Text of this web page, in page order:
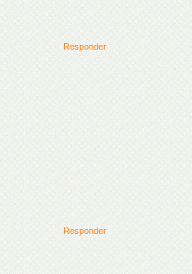
Responder
Responder